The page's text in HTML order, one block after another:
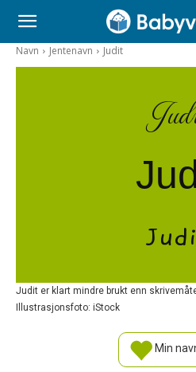
Navn Jentenavn Judit
Judit er klart mindre brukt enn
Illustrasjonsfoto: iStock
Min